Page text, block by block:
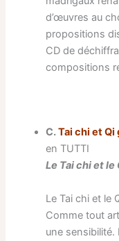
d’œuvres au
propositions
CD de
compositions
C.Tai chi et Qi
en TUTTI
Le Tai chi et
Le Tai chi et le
Comme tout
une sensibilité.